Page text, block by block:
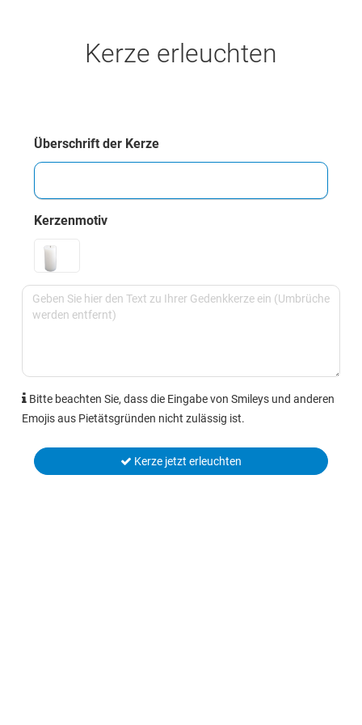
Kerze erleuchten
Überschrift der Kerze
Kerzenmotiv
Bitte beachten Sie, dass die Eingabe von Smileys und anderen
Emojis aus Pietätsgründen nicht zulässig ist.
Kerze jetzt erleuchten